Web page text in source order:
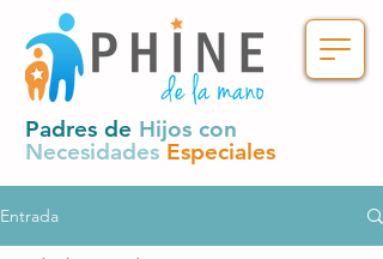
Padres de Hijos con
Necesidades Especiales
Entrada